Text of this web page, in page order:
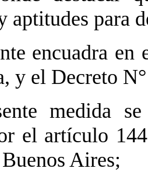
aptitudes para
encuadra
y el Decreto
medida
el artículo
Aires;